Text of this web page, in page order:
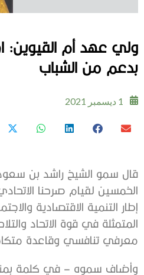
ولي عهد أم القيوين:
بدعم من الشباب
1 ديسمبر 2021
قال سمو الشيخ راشد بن سعود
إطار التنمية الاقتصادية
المتمثلة في قوة الاتحاد
معرفي تنافسي وقاعدة